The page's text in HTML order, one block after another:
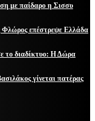
με παίδαρο η Σισσυ
Φλώρος επέστρεψε Ελλάδα
το διαδίκτυο: Η Δώρα
γίνεται πατέρας